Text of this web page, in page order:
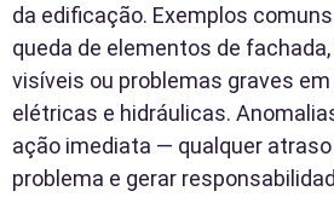
da edificação. Exemplos
queda de elementos de
visíveis ou problemas graves
elétricas e hidráulicas.
ação imediata — qualquer
problema e gerar